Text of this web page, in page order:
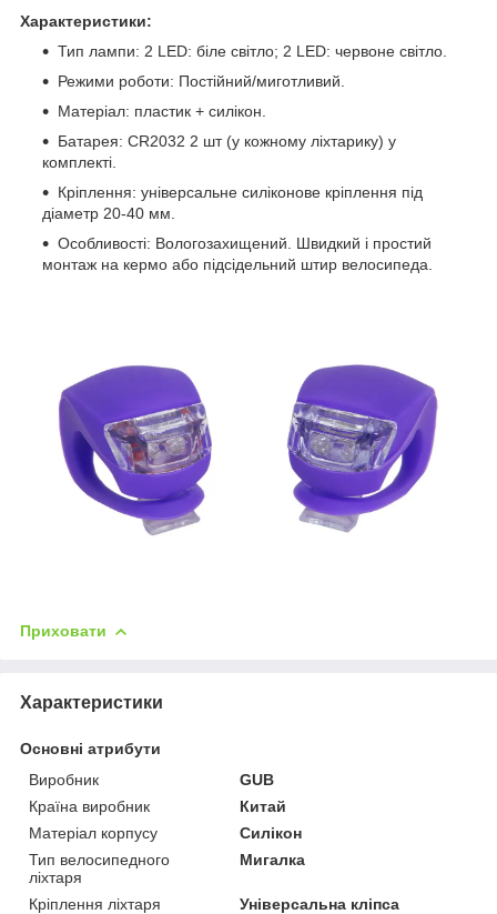
Характеристики:
Тип лампи: 2 LED: біле світло; 2 LED: червоне світло.
Режими роботи: Постійний/миготливий.
Матеріал: пластик + силікон.
Батарея: CR2032 2 шт (у кожному ліхтарику) у
комплекті.
Кріплення: універсальне силіконове кріплення під
діаметр 20-40 мм.
Особливості: Вологозахищений. Швидкий і простий
монтаж на кермо або підсідельний штир велосипеда.
Приховати
Характеристики
Основні атрибути
Виробник
GUB
Країна виробник
Китай
Матеріал корпусу
Силікон
Тип велосипедного
ліхтаря
Мигалка
Кріплення ліхтаря
Універсальна кліпса